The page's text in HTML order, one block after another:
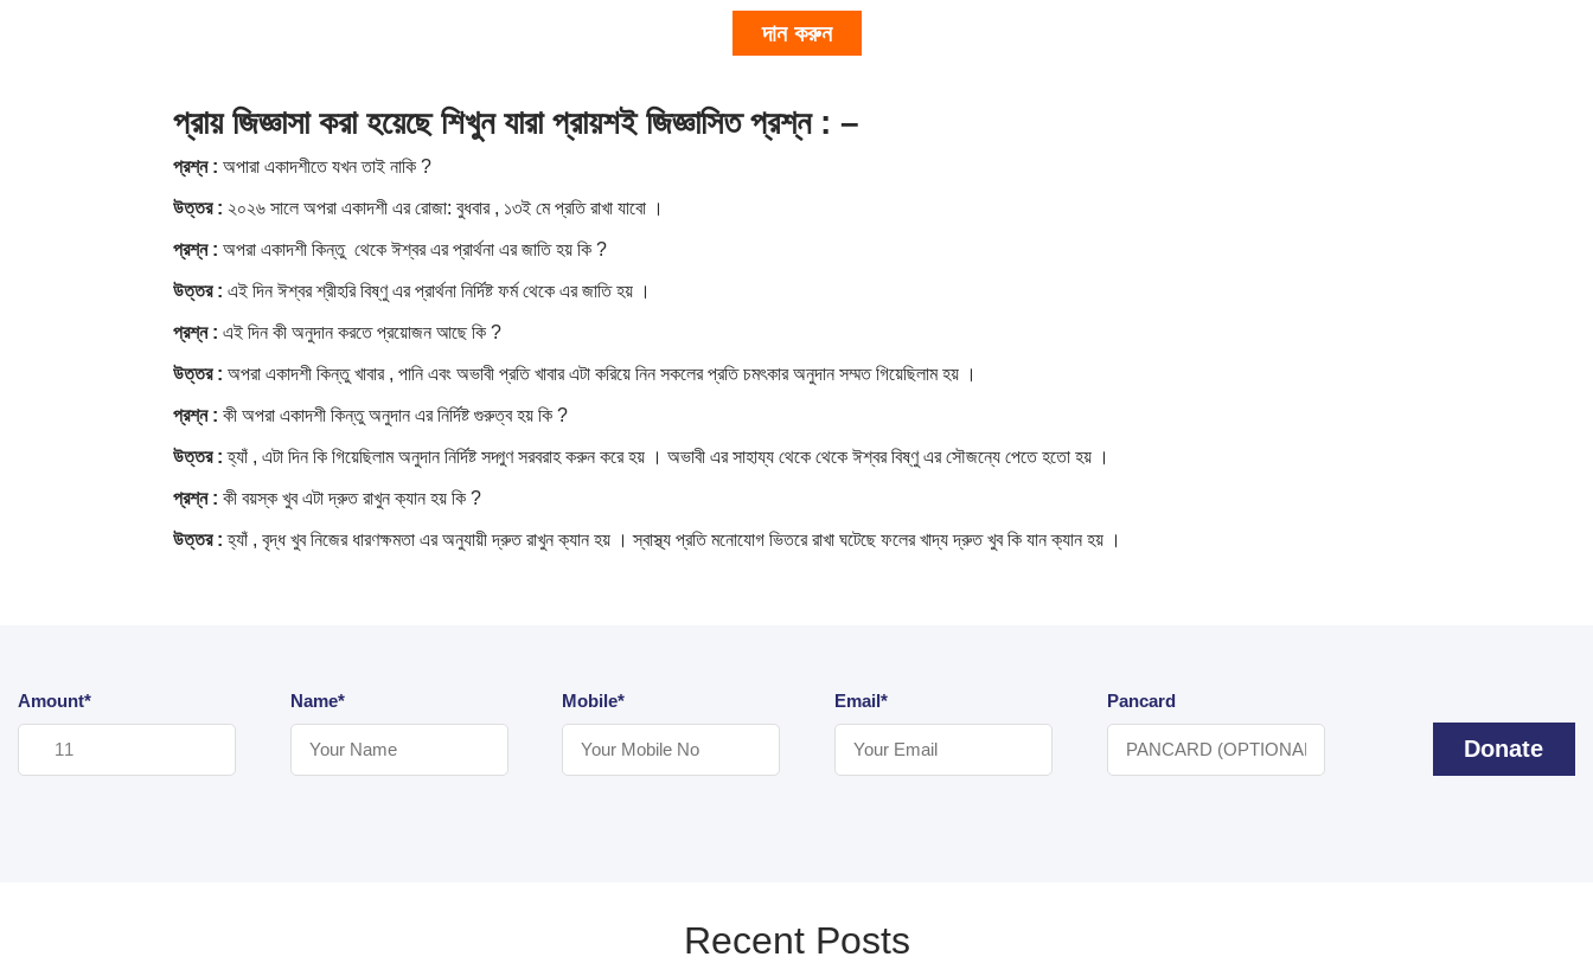
দান করুন
প্রায় জিজ্ঞাসা করা হয়েছে শিখুন যারা প্রায়শই জিজ্ঞাসিত প্রশ্ন : –
প্রশ্ন : অপারা একাদশীতে​ যখন তাই নাকি ?
উত্তর : ২০২৬ সালে​ অপরা একাদশী এর রোজা: বুধবার , ১৩ই মে প্রতি রাখা যাবো ।
প্রশ্ন : অপরা একাদশী কিন্তু থেকে ঈশ্বর এর প্রার্থনা এর জাতি হয় কি ?
উত্তর : এই দিন ঈশ্বর শ্রীহরি বিষ্ণু এর প্রার্থনা নির্দিষ্ট ফর্ম থেকে এর জাতি হয় ।
প্রশ্ন : এই দিন কী অনুদান করতে প্রয়োজন আছে কি ?
উত্তর : অপরা একাদশী কিন্তু খাবার , পানি এবং অভাবী প্রতি খাবার এটা করিয়ে নিন সকলের প্রতি চমৎকার অনুদান সম্মত গিয়েছিলাম হয় ।
প্রশ্ন : কী অপরা একাদশী কিন্তু অনুদান এর নির্দিষ্ট গুরুত্ব হয় কি ?
উত্তর : হ্যাঁ , এটা দিন কি গিয়েছিলাম অনুদান নির্দিষ্ট সদ্গুণ সরবরাহ করুন করে হয় । অভাবী এর সাহায্য থেকে থেকে ঈশ্বর বিষ্ণু এর সৌজন্যে পেতে হতো হয় ।
প্রশ্ন : কী বয়স্ক খুব এটা দ্রুত রাখুন ক্যান হয় কি ?
উত্তর : হ্যাঁ , বৃদ্ধ খুব নিজের ধারণক্ষমতা এর অনুযায়ী দ্রুত রাখুন ক্যান হয় । স্বাস্থ্য প্রতি মনোযোগ ভিতরে রাখা ঘটেছে ফলের খাদ্য দ্রুত খুব কি যান ক্যান হয় ।
Amount* Name* Mobile* Email* Pancard
Donate
Recent Posts